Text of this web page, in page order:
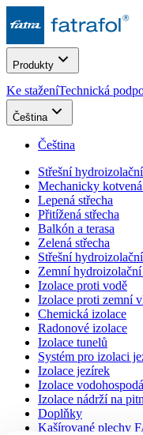
Produkty
Ke staženíTechnická
Čeština
Čeština
Střešní
Mechanicky kotvená
Lepená střecha
Přitížená střecha
Balkón a terasa
Zelená střecha
Střešní
Zemní hydroizolační
Izolace proti vodě
Izolace proti zemní
Chemická izolace
Radonové izolace
Izolace tunelů
Systém pro izolaci
Izolace jezírek
Izolace
Izolace nádrží na
Doplňky
Kašírované plechy